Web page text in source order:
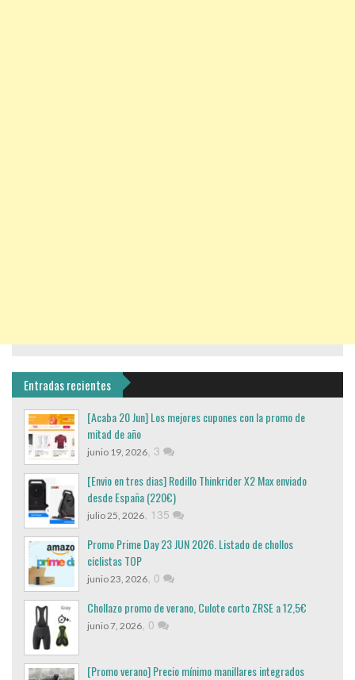
Entradas recientes
[Acaba 20 Jun] Los mejores cupones con la promo de
mitad de año
junio 19, 2026, 3
[Envio en tres dias] Rodillo Thinkrider X2 Max enviado
desde España (220€)
julio 25, 2026, 135
Promo Prime Day 23 JUN 2026. Listado de chollos
ciclistas TOP
junio 23, 2026, 0
Chollazo promo de verano, Culote corto ZRSE a 12,5€
junio 7, 2026, 0
[Promo verano] Precio mínimo manillares integrados